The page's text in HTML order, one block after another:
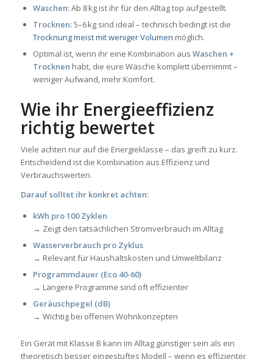
Waschen:Ab 8 kg ist ihr für den Alltag top aufgestellt.
Trocknen:5–6 kg sind ideal – technisch bedingt ist die
Trocknung meist mit weniger Volumen möglich.
Optimal ist, wenn ihr eine Kombination aus Waschen +
Trocknen habt, die eure Wäsche komplett übernimmt –
weniger Aufwand, mehr Komfort.
Wie ihr Energieeffizienz
richtig bewertet
Viele achten nur auf die Energieklasse – das greift zu kurz.
Entscheidend ist die Kombination aus Effizienz und
Verbrauchswerten.
Darauf solltet ihr konkret achten:
kWh pro 100 Zyklen
→ Zeigt den tatsächlichen Stromverbrauch im Alltag
Wasserverbrauch pro Zyklus
→ Relevant für Haushaltskosten und Umweltbilanz
Programmdauer (Eco 40-60)
→ Längere Programme sind oft effizienter
Geräuschpegel (dB)
→ Wichtig bei offenen Wohnkonzepten
Ein Gerät mit Klasse B kann im Alltag günstiger sein als ein
theoretisch besser eingestuftes Modell – wenn es effizienter